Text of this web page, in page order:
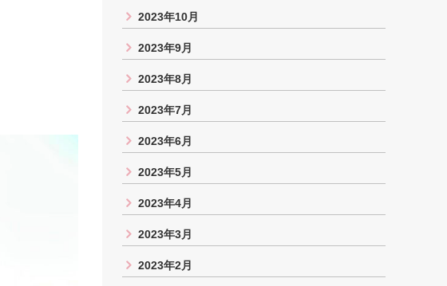
2023年10月
2023年9月
2023年8月
2023年7月
2023年6月
2023年5月
2023年4月
2023年3月
2023年2月